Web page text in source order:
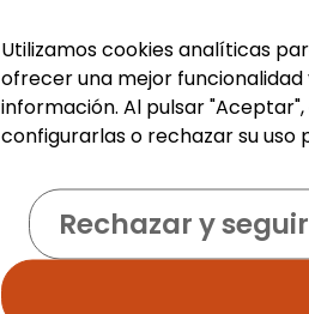
Utilizamos cookies analíticas
ofrecer una mejor funcionalidad
información. Al pulsar
configurarlas o rechazar su uso
Rechazar y